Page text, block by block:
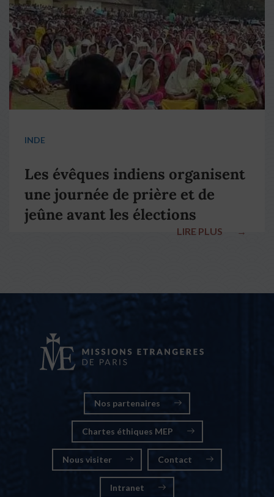
INDE
Les évêques indiens organisent
une journée de prière et de
jeûne avant les élections
LIRE PLUS →
Nos partenaires
Chartes éthiques MEP
Nous visiter Contact
Intranet